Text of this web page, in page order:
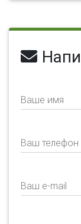
Ваше имя
Ваш телефон
Ваш e-mail